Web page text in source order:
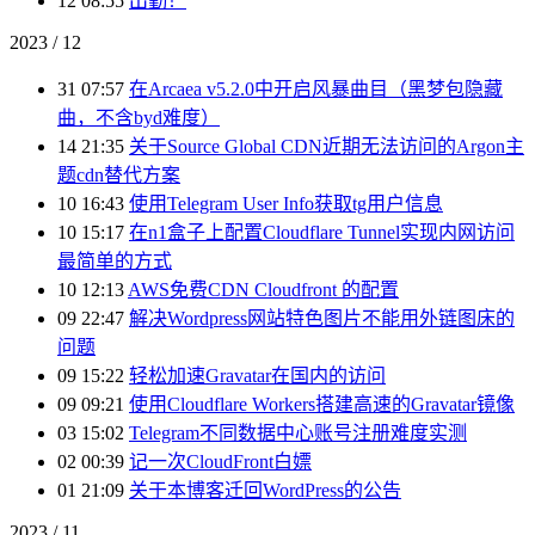
2023 / 12
31 07:57 在Arcaea v5.2.0中开启风暴曲目（黑梦包隐藏
曲，不含byd难度）
14 21:35 关于Source Global CDN近期无法访问的Argon主
题cdn替代方案
10 16:43 使用Telegram User Info获取tg用户信息
10 15:17 在n1盒子上配置Cloudflare Tunnel实现内网访问
最简单的方式
10 12:13 AWS免费CDN Cloudfront 的配置
09 22:47 解决Wordpress网站特色图片不能用外链图床的
问题
09 15:22 轻松加速Gravatar在国内的访问
09 09:21 使用Cloudflare Workers搭建高速的Gravatar镜像
03 15:02 Telegram不同数据中心账号注册难度实测
02 00:39 记一次CloudFront白嫖
01 21:09 关于本博客迁回WordPress的公告